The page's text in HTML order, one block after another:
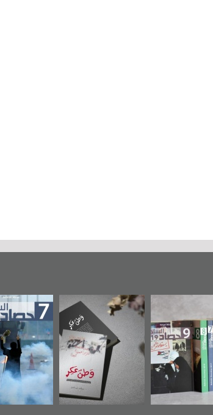
لمعتقل
تصدر عن
البحرين»
حصاد 2017
عاشوراء
ويكيليكس